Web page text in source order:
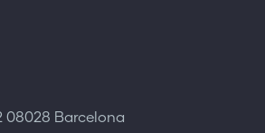
08028 Barcelona